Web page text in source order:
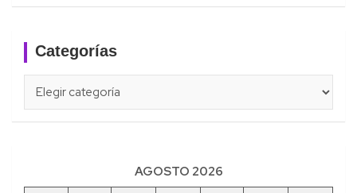
Categorías
AGOSTO 2026